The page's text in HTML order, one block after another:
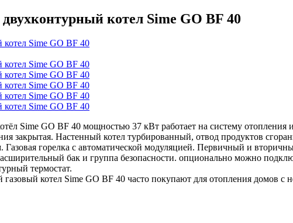
котел Sime GO BF 40
Sime GO BF 40 мощностью 37 кВт работает на систему
закрытая. Настенный котел турбированный, отвод продуктов
Газовая горелка с автоматической модуляцией. Первичный и
бак и группа безопасности. опционально можно
термостат.
котел Sime GO BF 40 часто покупают для отопления домов